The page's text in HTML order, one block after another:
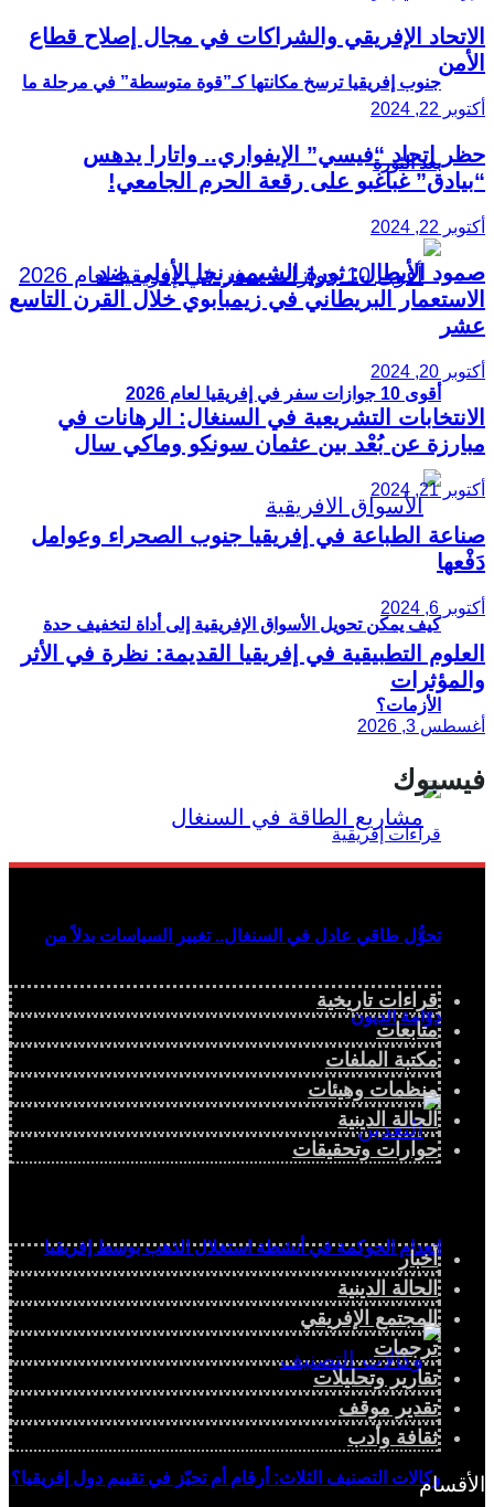
جنوب إفريقيا ترسخ مكانتها كـ”قوة متوسطة” في مرحلة ما
بعد الثورة
أقوى 10 جوازات سفر في إفريقيا لعام 2026
كيف يمكن تحويل الأسواق الإفريقية إلى أداة لتخفيف حدة
الأزمات؟
تحوُّل طاقي عادل في السنغال.. تغيير السياسات بدلاً من
دوّامة الديون
انعدام الحوكمة في أنشطة استغلال الذهب بوسط إفريقيا
وكالات التصنيف الثلاث: أرقام أم تحيّز في تقييم دول إفريقيا؟
الاتحاد الإفريقي والشراكات في مجال إصلاح قطاع
الأمن
أكتوبر 22, 2024
حظر اتحاد “فيسي” الإيفواري.. واتارا يدهس
“بيادق” غباغبو على رقعة الحرم الجامعي!
أكتوبر 22, 2024
صمود الأبطال: ثورة الشيمورنجا الأولى ضد
الاستعمار البريطاني في زيمبابوي خلال القرن التاسع
عشر
أكتوبر 20, 2024
الانتخابات التشريعية في السنغال: الرهانات في
مبارزة عن بُعْد بين عثمان سونكو وماكي سال
أكتوبر 21, 2024
صناعة الطباعة في إفريقيا جنوب الصحراء وعوامل
دَفْعها
أكتوبر 6, 2024
العلوم التطبيقية في إفريقيا القديمة: نظرة في الأثر
والمؤثرات
أغسطس 3, 2026
فيسبوك
قراءات تاريخية
متابعات
مكتبة الملفات
منظمات وهيئات
الحالة الدينية
حوارات وتحقيقات
أخبار
الحالة الدينية
المجتمع الإفريقي
ترجمات
تقارير وتحليلات
تقدير موقف
ثقافة وأدب
الأقسام